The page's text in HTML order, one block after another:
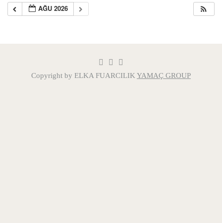
AĞU 2026
Copyright by ELKA FUARCILIK YAMAÇ GROUP